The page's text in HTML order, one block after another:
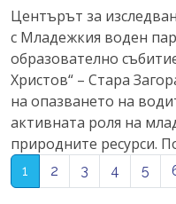
Центърът за
с Младежкия воден
образователно
Христов“ – Стара
на опазването на
активната роля на
природните ресурси.
Pagination
1 2 3 4 5